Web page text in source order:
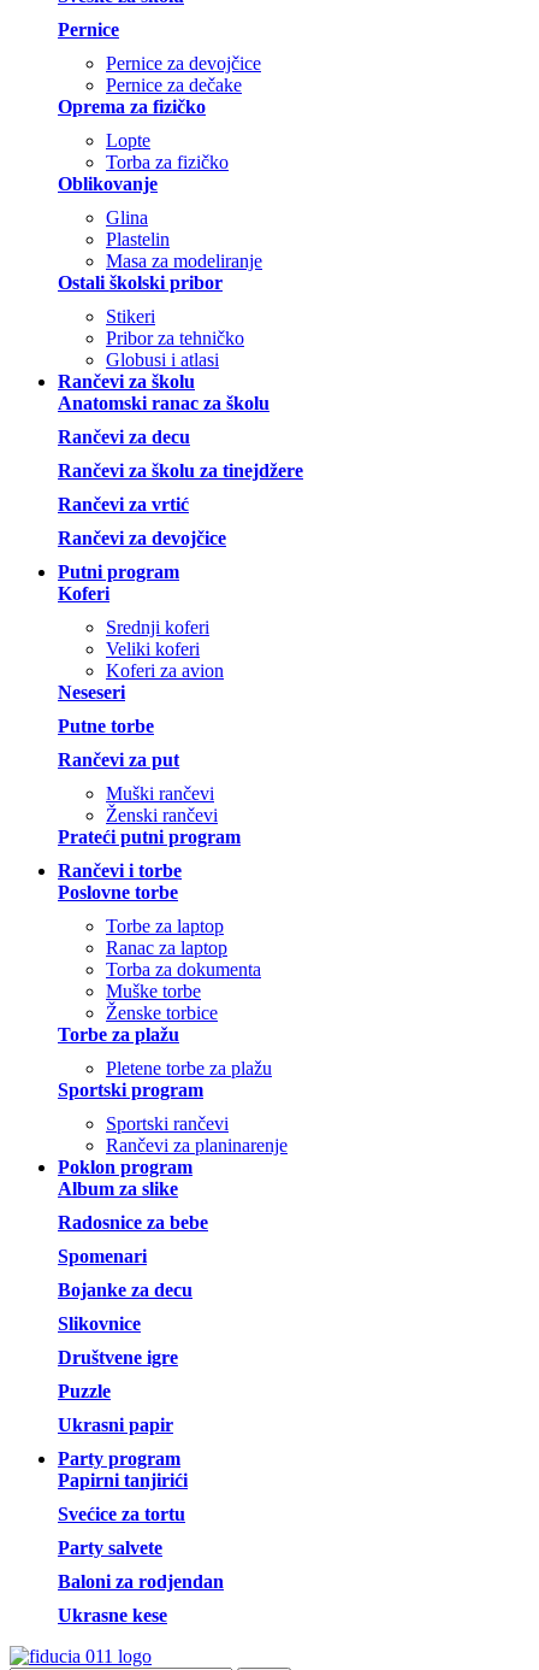
Pernice
Pernice za devojčice
Pernice za dečake
Oprema za fizičko
Lopte
Torba za fizičko
Oblikovanje
Glina
Plastelin
Masa za modeliranje
Ostali školski pribor
Stikeri
Pribor za tehničko
Globusi i atlasi
Rančevi za školu
Anatomski ranac za školu
Rančevi za decu
Rančevi za školu za tinejdžere
Rančevi za vrtić
Rančevi za devojčice
Putni program
Koferi
Srednji koferi
Veliki koferi
Koferi za avion
Neseseri
Putne torbe
Rančevi za put
Muški rančevi
Ženski rančevi
Prateći putni program
Rančevi i torbe
Poslovne torbe
Torbe za laptop
Ranac za laptop
Torba za dokumenta
Muške torbe
Ženske torbice
Torbe za plažu
Pletene torbe za plažu
Sportski program
Sportski rančevi
Rančevi za planinarenje
Poklon program
Album za slike
Radosnice za bebe
Spomenari
Bojanke za decu
Slikovnice
Društvene igre
Puzzle
Ukrasni papir
Party program
Papirni tanjirići
Svećice za tortu
Party salvete
Baloni za rodjendan
Ukrasne kese